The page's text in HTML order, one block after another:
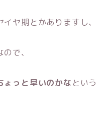
ヤ期とかありますし、
で、
ょっと早いのかな という